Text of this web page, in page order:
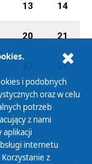
13 14
20 21
28
03 04
i podobnych
oraz w celu
potrzeb
z nami
aplikacji
internetu
z